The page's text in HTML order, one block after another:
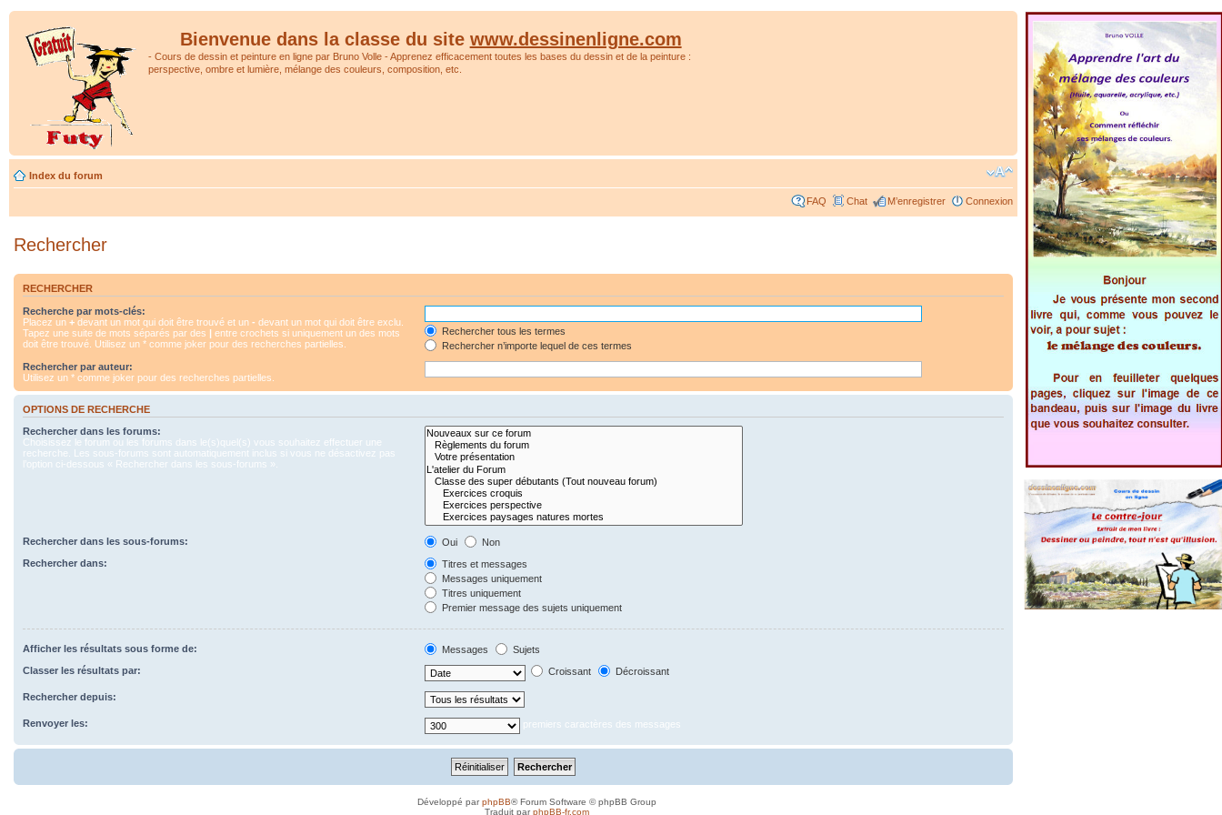
Bienvenue dans la classe du site www.dessinenligne.com
- Cours de dessin et peinture en ligne par Bruno Volle - Apprenez efficacement toutes les bases du dessin et de la peinture :
perspective, ombre et lumière, mélange des couleurs, composition, etc.
Index du forum
FAQ Chat M’enregistrer Connexion
Rechercher
RECHERCHER
Recherche par mots-clés:
Placez un + devant un mot qui doit être trouvé et un - devant un mot qui doit être exclu.
Tapez une suite de mots séparés par des | entre crochets si uniquement un des mots
doit être trouvé. Utilisez un * comme joker pour des recherches partielles.
Rechercher tous les termes
Rechercher n’importe lequel de ces termes
Rechercher par auteur:
Utilisez un * comme joker pour des recherches partielles.
OPTIONS DE RECHERCHE
Rechercher dans les forums:
Choisissez le forum ou les forums dans le(s)quel(s) vous souhaitez effectuer une
recherche. Les sous-forums sont automatiquement inclus si vous ne désactivez pas
l’option ci-dessous « Rechercher dans les sous-forums ».
Rechercher dans les sous-forums: Oui
Non
Rechercher dans:
Titres et messages
Messages uniquement
Titres uniquement
Premier message des sujets uniquement
Afficher les résultats sous forme de: Messages
Sujets
Classer les résultats par:
Croissant Décroissant
Rechercher depuis:
Renvoyer les: premiers caractères des messages
Développé parphpBB® Forum Software © phpBB Group
Traduit parphpBB-fr.com